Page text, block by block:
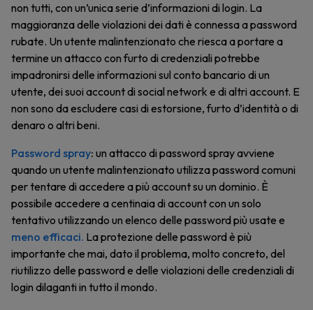
non tutti, con un’unica serie d’informazioni di login. La
maggioranza delle violazioni dei dati è connessa a password
rubate. Un utente malintenzionato che riesca a portare a
termine un attacco con furto di credenziali potrebbe
impadronirsi delle informazioni sul conto bancario di un
utente, dei suoi account di social network e di altri account. E
non sono da escludere casi di estorsione, furto d’identità o di
denaro o altri beni.
Password spray: un attacco di password spray avviene
quando un utente malintenzionato utilizza password comuni
per tentare di accedere a più account su un dominio. È
possibile accedere a centinaia di account con un solo
tentativo utilizzando un elenco delle password più usate e
meno efficaci. La protezione delle password è più
importante che mai, dato il problema, molto concreto, del
riutilizzo delle password e delle violazioni delle credenziali di
login dilaganti in tutto il mondo.